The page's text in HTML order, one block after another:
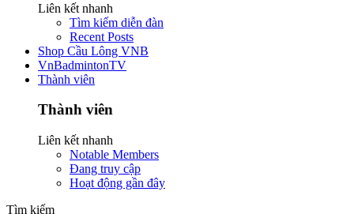
Liên kết nhanh
Tìm kiếm diễn đàn
Recent Posts
Shop Cầu Lông VNB
VnBadmintonTV
Thành viên
Thành viên
Liên kết nhanh
Notable Members
Đang truy cập
Hoạt động gần đây
Tìm kiếm